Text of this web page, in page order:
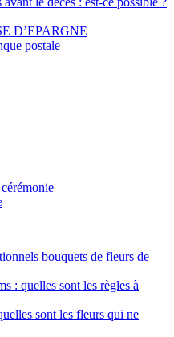
D’EPARGNE
postale
bouquets de fleurs de
: quelles sont les règles à
sont les fleurs qui ne